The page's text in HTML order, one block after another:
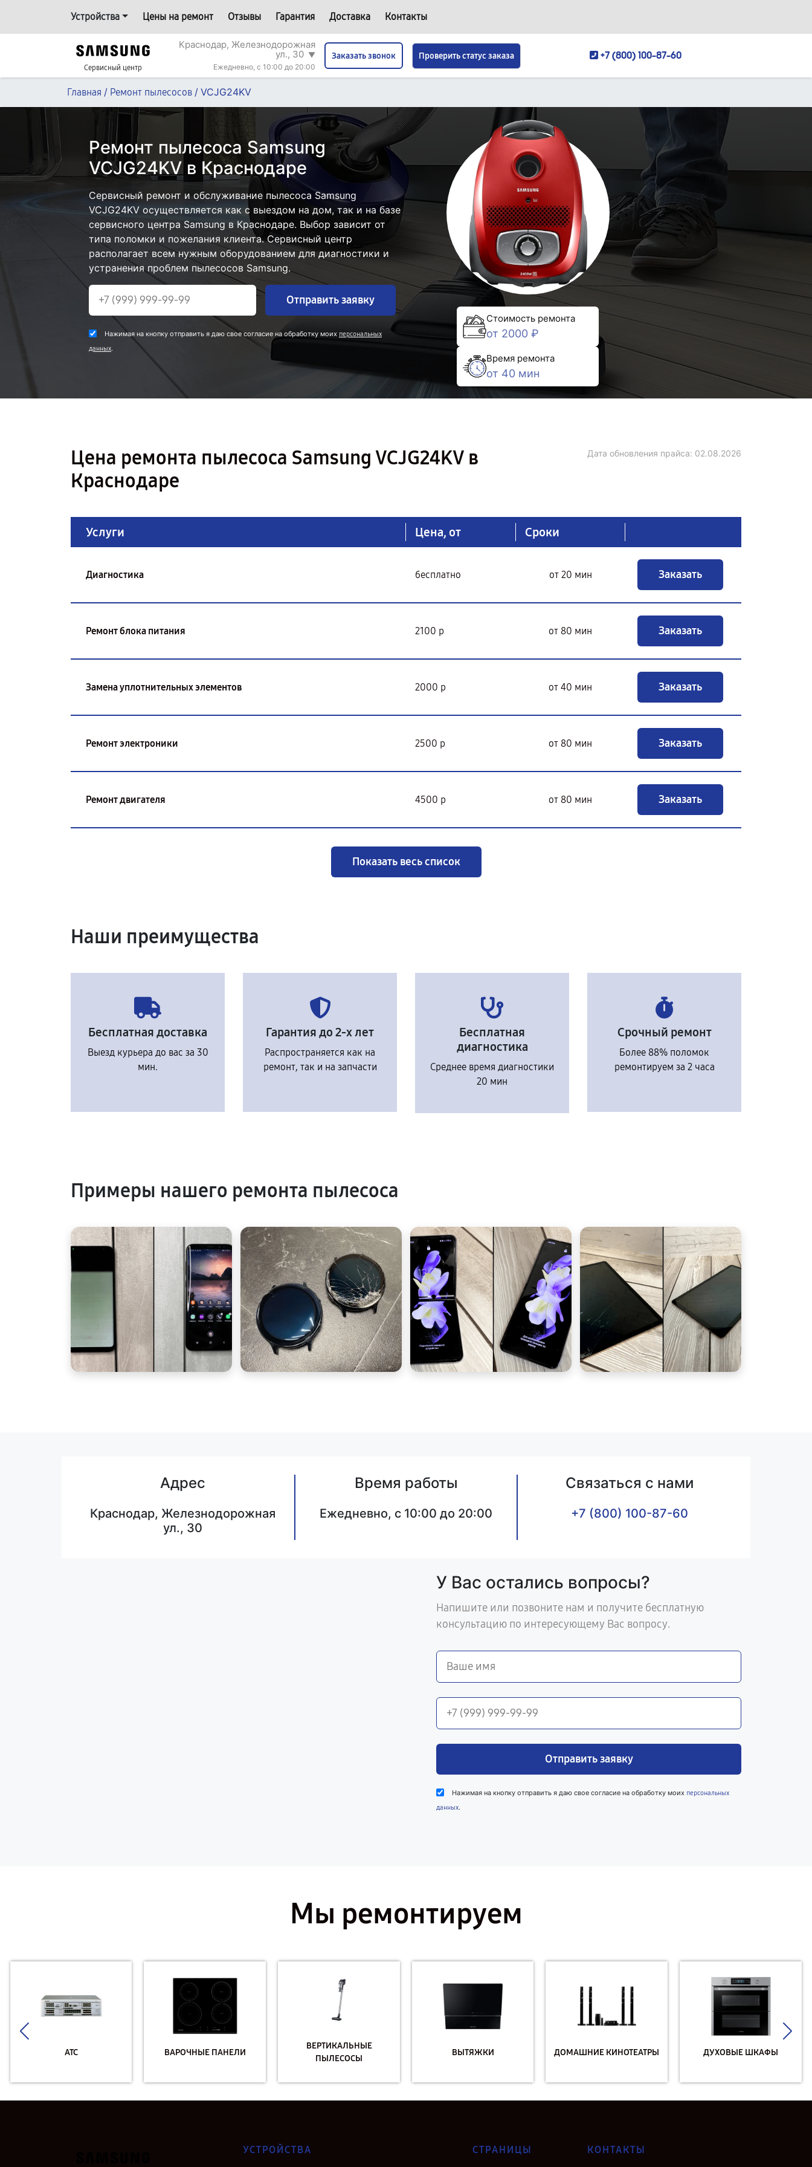
Устройства Цены на ремонт Отзывы Гарантия Доставка Контакты
Сервисный центр
Краснодар, Железнодорожная
ул., 30 ▼
Ежедневно, с 10:00 до 20:00
Заказать звонок Проверить статус заказа +7 (800) 100-87-60
Главная / Ремонт пылесосов / VCJG24KV
Ремонт пылесоса Samsung
VCJG24KV в Краснодаре
Сервисный ремонт и обслуживание пылесоса Samsung
VCJG24KV осуществляется как с выездом на дом, так и на базе
сервисного центра Samsung в Краснодаре. Выбор зависит от
типа поломки и пожелания клиента. Сервисный центр
располагает всем нужным оборудованием для диагностики и
устранения проблем пылесосов Samsung.
Отправить заявку
Нажимая на кнопку отправить я даю свое согласие на обработку моих персональных
данных.
Стоимость ремонта
от 2000 ₽
Время ремонта
от 40 мин
Цена ремонта пылесоса Samsung VCJG24KV в
Краснодаре
Дата обновления прайса: 02.08.2026
Услуги Цена, от Сроки
Диагностика бесплатно от 20 мин Заказать
Ремонт блока питания 2100 р от 80 мин Заказать
Замена уплотнительных элементов 2000 р от 40 мин Заказать
Ремонт электроники 2500 р от 80 мин Заказать
Ремонт двигателя 4500 р от 80 мин Заказать
Показать весь список
Наши преимущества
Бесплатная доставка
Выезд курьера до вас за 30
мин.
Гарантия до 2-х лет
Распространяется как на
ремонт, так и на запчасти
Бесплатная
диагностика
Среднее время диагностики
20 мин
Срочный ремонт
Более 88% поломок
ремонтируем за 2 часа
Примеры нашего ремонта пылесоса
Адрес
Краснодар, Железнодорожная
ул., 30
Время работы
Ежедневно, с 10:00 до 20:00
Связаться с нами
+7 (800) 100-87-60
У Вас остались вопросы?
Напишите или позвоните нам и получите бесплатную
консультацию по интересующему Вас вопросу.
Отправить заявку
Нажимая на кнопку отправить я даю свое согласие на обработку моих персональных
данных.
Мы ремонтируем
АТС ВАРОЧНЫЕ ПАНЕЛИ
ВЕРТИКАЛЬНЫЕ
ПЫЛЕСОСЫ
ВЫТЯЖКИ ДОМАШНИЕ КИНОТЕАТРЫ ДУХОВЫЕ ШКАФЫ
УСТРОЙСТВА СТРАНИЦЫ КОНТАКТЫ